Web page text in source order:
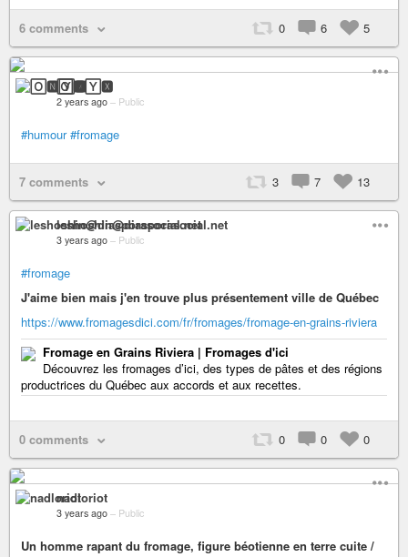
6 comments 0 6 5
🄾🅽🅈🆇
2 years ago – Public
#humour #fromage
7 comments 3 7 13
leshoshin@diasporasocial.net
3 years ago – Public
#fromage
J'aime bien mais j'en trouve plus présentement ville de Québec
https://www.fromagesdici.com/fr/fromages/fromage-en-grains-riviera
Fromage en Grains Riviera | Fromages d'ici
Découvrez les fromages d’ici, des types de pâtes et des régions
productrices du Québec aux accords et aux recettes.
0 comments 0 0 0
nadloriot
3 years ago – Public
Un homme rapant du fromage, figure béotienne en terre cuite /